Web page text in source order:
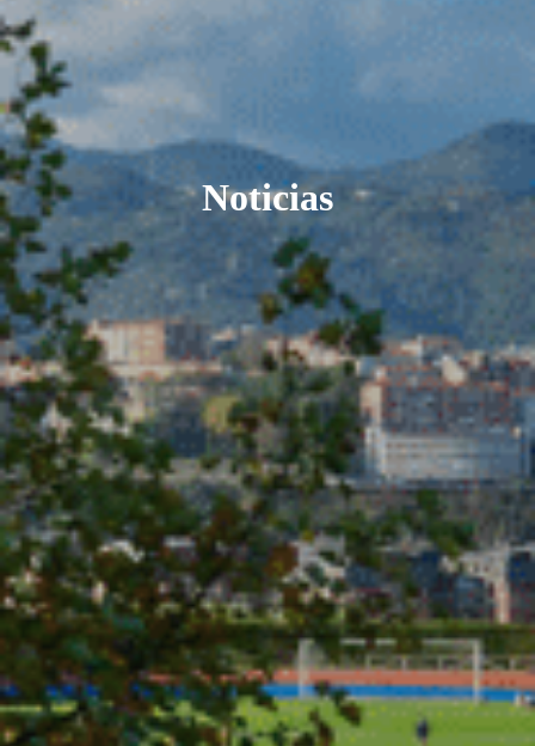
Noticias